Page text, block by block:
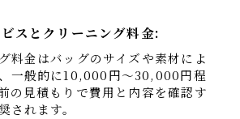
スとクリーニング料金:
料金はバッグのサイズや素材によ
一般的に10,000円〜30,000円程
の見積もりで費用と内容を確認す
されます。